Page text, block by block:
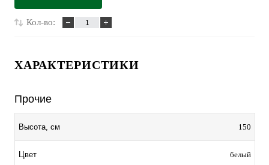
Кол-во:
ХАРАКТЕРИСТИКИ
Прочие
Высота, см 150
Цвет белый